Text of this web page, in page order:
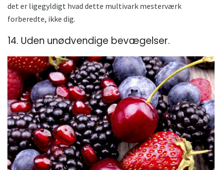
det er ligegyldigt hvad dette multivark mesterværk
forberedte, ikke dig.
14. Uden unødvendige bevægelser.